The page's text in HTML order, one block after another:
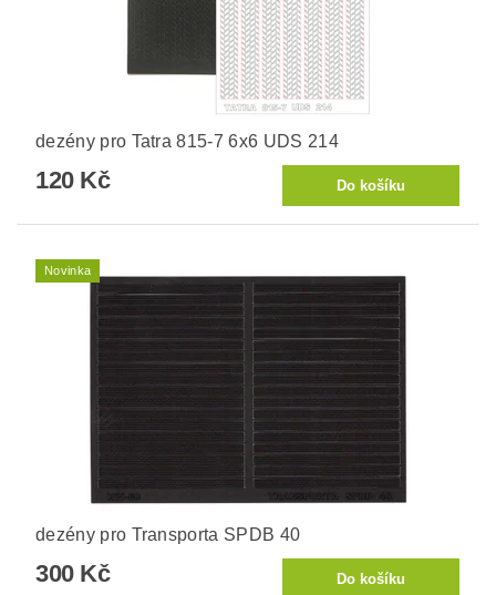
dezény pro Tatra 815-7 6x6 UDS 214
120 Kč
Novinka
dezény pro Transporta SPDB 40
300 Kč